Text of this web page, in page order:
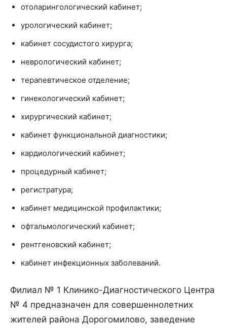
отоларингологический кабинет;
урологический кабинет;
кабинет сосудистого хирурга;
неврологический кабинет;
терапевтическое отделение;
гинекологический кабинет;
хирургический кабинет;
кабинет функциональной диагностики;
кардиологический кабинет;
процедурный кабинет;
регистратура;
кабинет медицинской профилактики;
офтальмологический кабинет;
рентгеновский кабинет;
кабинет инфекционных заболеваний.
Филиал № 1 Клинико-Диагностического Центра
№ 4 предназначен для совершеннолетних
жителей района Дорогомилово, заведение